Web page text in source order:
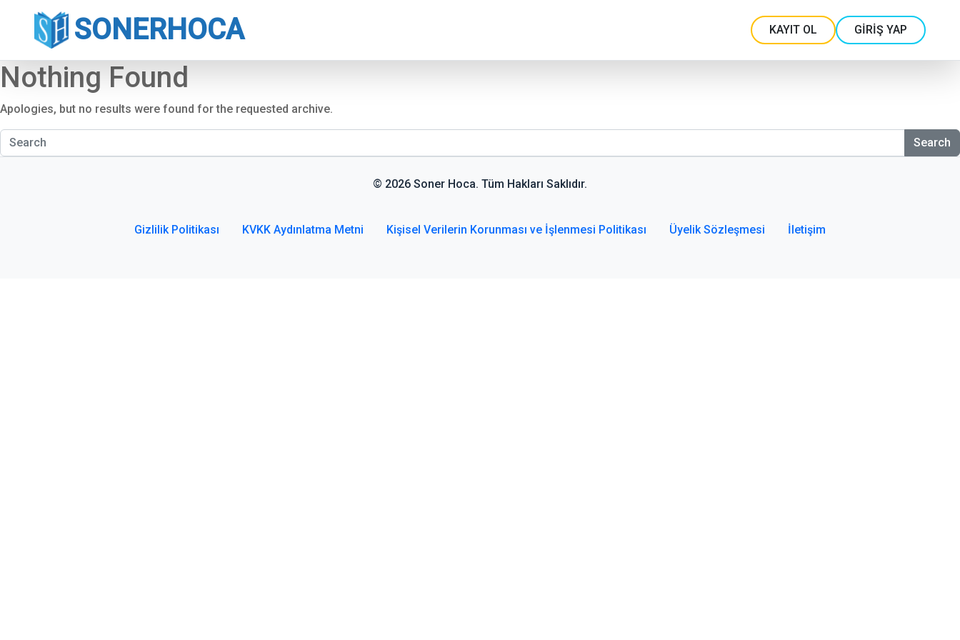
SONERHOCA KAYIT OL GİRİŞ YAP
Nothing Found
Apologies, but no results were found for the requested archive.
Search
© 2026 Soner Hoca. Tüm Hakları Saklıdır.
Gizlilik Politikası KVKK Aydınlatma Metni Kişisel Verilerin Korunması ve İşlenmesi Politikası Üyelik Sözleşmesi İletişim